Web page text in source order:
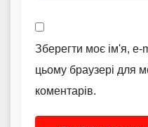
Зберегти моє ім'я, e-
цьому браузері для
коментарів.